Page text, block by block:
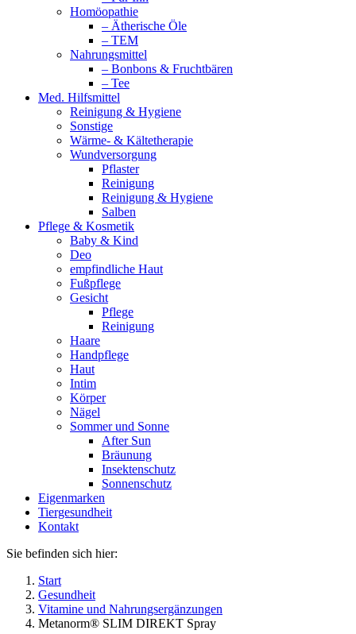
Homöopathie
– Ätherische Öle
– TEM
Nahrungsmittel
– Bonbons & Fruchtbären
– Tee
Med. Hilfsmittel
Reinigung & Hygiene
Sonstige
Wärme- & Kältetherapie
Wundversorgung
Pflaster
Reinigung
Reinigung & Hygiene
Salben
Pflege & Kosmetik
Baby & Kind
Deo
empfindliche Haut
Fußpflege
Gesicht
Pflege
Reinigung
Haare
Handpflege
Haut
Intim
Körper
Nägel
Sommer und Sonne
After Sun
Bräunung
Insektenschutz
Sonnenschutz
Eigenmarken
Tiergesundheit
Kontakt
Sie befinden sich hier:
Start
Gesundheit
Vitamine und Nahrungsergänzungen
Metanorm® SLIM DIREKT Spray